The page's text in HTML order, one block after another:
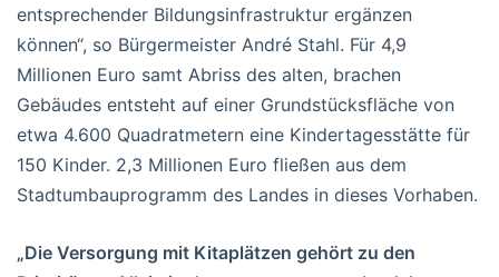
entsprechender Bildungsinfrastruktur ergänzen
können“, so Bürgermeister André Stahl. Für 4,9
Millionen Euro samt Abriss des alten, brachen
Gebäudes entsteht auf einer Grundstücksfläche von
etwa 4.600 Quadratmetern eine Kindertagesstätte für
150 Kinder. 2,3 Millionen Euro fließen aus dem
Stadtumbauprogramm des Landes in dieses Vorhaben.
„Die Versorgung mit Kitaplätzen gehört zu den